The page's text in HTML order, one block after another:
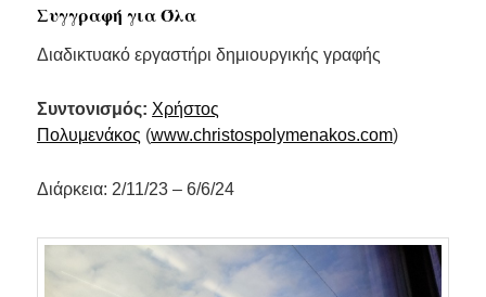
Συγγραφή για Όλα
Διαδικτυακό εργαστήρι δημιουργικής γραφής
Συντονισμός: Χρήστος
Πολυμενάκος (www.christospolymenakos.com)
Διάρκεια: 2/11/23 – 6/6/24